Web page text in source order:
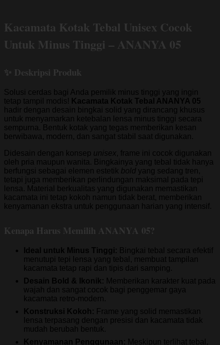
Kacamata Kotak Tebal Unisex Cocok
Untuk Minus Tinggi – ANANYA 05
✨ Deskripsi Produk
Solusi cerdas bagi Anda pemilik minus tinggi yang ingin
tetap tampil modis! Kacamata Kotak Tebal ANANYA 05
hadir dengan desain bingkai solid yang dirancang khusus
untuk menyamarkan ketebalan lensa minus tinggi secara
sempurna. Bentuk kotak yang tegas memberikan kesan
berwibawa, modern, dan sangat stabil saat digunakan.
Didesain dengan konsep unisex, frame ini cocok digunakan
oleh pria maupun wanita. Bingkainya yang tebal tidak hanya
berfungsi sebagai elemen estetik bold yang sedang tren,
tetapi juga memberikan perlindungan maksimal pada tepi
lensa. Material berkualitas yang digunakan memastikan
kacamata ini tetap kokoh namun tidak berat, memberikan
kenyamanan ekstra untuk penggunaan harian yang intensif.
Kenapa Harus Memilih ANANYA 05?
Ideal untuk Minus Tinggi: Bingkai tebal secara efektif
menutupi tepi lensa yang tebal, membuat tampilan
kacamata tetap rapi dan tipis dari samping.
Desain Bold & Ikonik: Memberikan karakter kuat pada
wajah dan sangat cocok bagi penggemar gaya
kacamata retro-modern.
Konstruksi Kokoh: Frame yang solid memastikan
lensa terpasang dengan presisi dan kacamata tidak
mudah berubah bentuk.
Kenyamanan Penggunaan: Meskipun terlihat tebal,